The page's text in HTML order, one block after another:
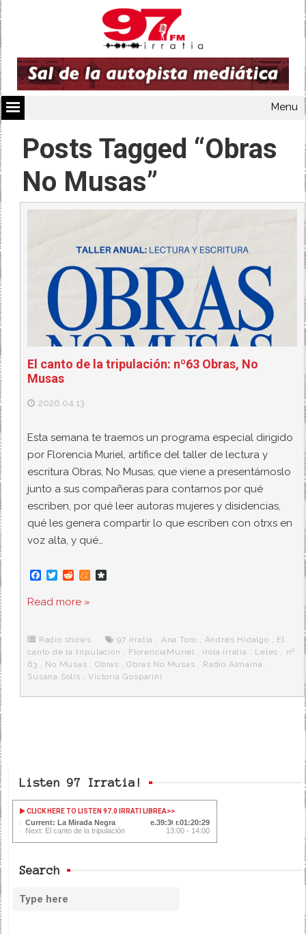
Menu
Posts Tagged “Obras
No Musas”
El canto de la tripulación: nº63 Obras, No
Musas
2026.04.13
Esta semana te traemos un programa especial dirigido
por Florencia Muriel, artífice del taller de lectura y
escritura Obras, No Musas, que viene a presentárnoslo
junto a sus compañeras para contarnos por qué
escriben, por qué leer autoras mujeres y disidencias,
qué les genera compartir lo que escriben con otrxs en
voz alta, y qué…
F
c
e
o
k
T
i
t
r
R
d
d
M
e
r
a
Read more »
Radio shows 97 irratia , Ana Toro , Andrés Hidalgo , El
canto de la tripulacion , FlorenciaMuriel , irola irratia , Leles , nº
63 , No Musas ,Obras ,Obras No Musas , Radio Almaina ,
Susana Solís ,Victoria Gosparini
Listen 97 Irratia!
CLICK HERE TO LISTEN 97.0 IRRATI LIBREA>>
Current: La Mirada Negra 39:30 01:20:29
Next: El canto de la tripulación
13:00 - 14:00
Search